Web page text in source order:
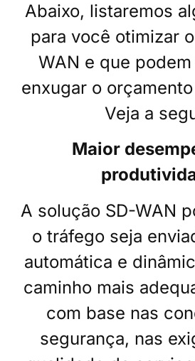
Abaixo, listaremos
para você otimizar
WAN e que
enxugar o
Veja a
Maior
A solução SD-WAN
o tráfego seja
automática e
caminho mais
com base nas
segurança, nas